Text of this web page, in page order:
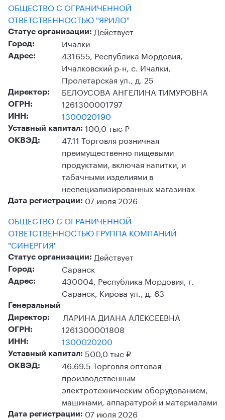
ОБЩЕСТВО С ОГРАНИЧЕННОЙ
ОТВЕТСТВЕННОСТЬЮ "ЯРИЛО"
Статус организации: Действует
Город: Ичалки
Адрес:
431655, Республика Мордовия,
Ичалковский р-н, с. Ичалки,
Пролетарская ул., д. 25
Директор: БЕЛОУСОВА АНГЕЛИНА ТИМУРОВНА
ОГРН: 1261300001797
ИНН: 1300020190
Уставный капитал: 100,0 тыс ₽
ОКВЭД:
47.11 Торговля розничная
преимущественно пищевыми
продуктами, включая напитки, и
табачными изделиями в
неспециализированных магазинах
Дата регистрации: 07 июля 2026
ОБЩЕСТВО С ОГРАНИЧЕННОЙ
ОТВЕТСТВЕННОСТЬЮ ГРУППА КОМПАНИЙ
"СИНЕРГИЯ"
Статус организации: Действует
Город: Саранск
Адрес:
430004, Республика Мордовия, г.
Саранск, Кирова ул., д. 63
Генеральный
Директор:
ЛАРИНА ДИАНА АЛЕКСЕЕВНА
ОГРН: 1261300001808
ИНН: 1300020200
Уставный капитал: 500,0 тыс ₽
ОКВЭД:
46.69.5 Торговля оптовая
производственным
электротехническим оборудованием,
машинами, аппаратурой и материалами
Дата регистрации: 07 июля 2026